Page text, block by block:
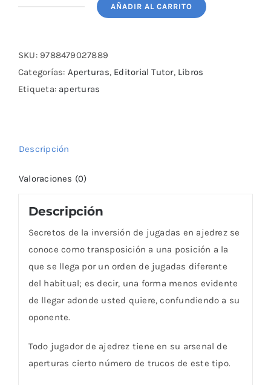
inversión
AÑADIR AL CARRITO
SKU: 9788479027889
Categorías: Aperturas, Editorial Tutor, Libros
Etiqueta: aperturas
Descripción
Valoraciones (0)
Descripción
Secretos de la inversión de jugadas en ajedrez se
conoce como transposición a una posición a la
que se llega por un orden de jugadas diferente
del habitual; es decir, una forma menos evidente
de llegar adonde usted quiere, confundiendo a su
oponente.
Todo jugador de ajedrez tiene en su arsenal de
aperturas cierto número de trucos de este tipo.